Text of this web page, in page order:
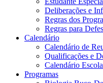
Deliberações e
Regras dos
Regras para
Calendário
Calendário de
Qualificações e
Calendário
Programas